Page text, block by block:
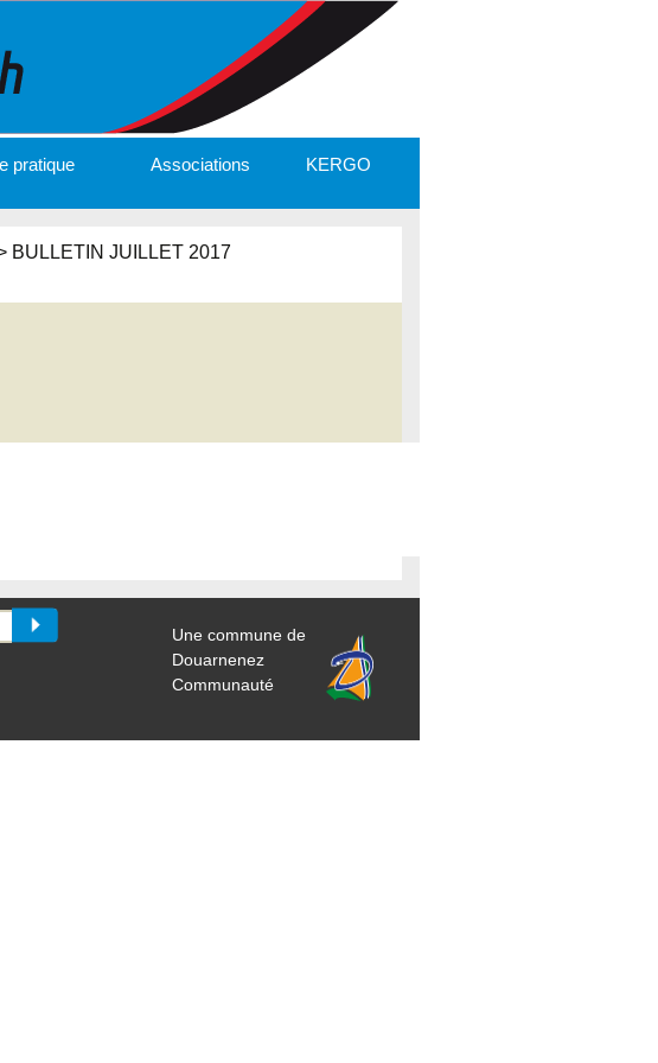
pratique Associations KERGO
BULLETIN JUILLET 2017
Une commune de
Douarnenez
Communauté